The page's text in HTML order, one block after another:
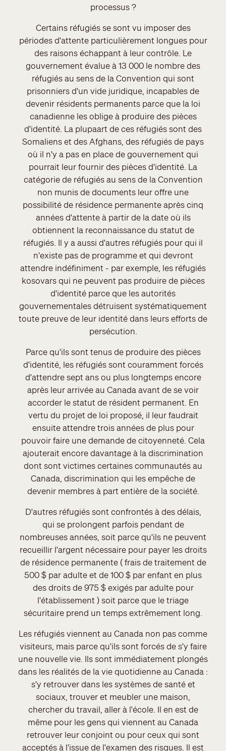
processus ?
Certains réfugiés se sont vu imposer des
périodes d'attente particulièrement longues pour
des raisons échappant à leur contrôle. Le
gouvernement évalue à 13 000 le nombre des
réfugiés au sens de la Convention qui sont
prisonniers d'un vide juridique, incapables de
devenir résidents permanents parce que la loi
canadienne les oblige à produire des pièces
d'identité. La plupaart de ces réfugiés sont des
Somaliens et des Afghans, des réfugiés de pays
où il n'y a pas en place de gouvernement qui
pourrait leur fournir des pièces d'identité. La
catégorie de réfugiés au sens de la Convention
non munis de documents leur offre une
possibilité de résidence permanente après cinq
années d'attente à partir de la date où ils
obtiennent la reconnaissance du statut de
réfugiés. Il y a aussi d'autres réfugiés pour qui il
n'existe pas de programme et qui devront
attendre indéfiniment - par exemple, les réfugiés
kosovars qui ne peuvent pas produire de pièces
d'identité parce que les autorités
gouvernementales détruisent systématiquement
toute preuve de leur identité dans leurs efforts de
persécution.
Parce qu'ils sont tenus de produire des pièces
d'identité, les réfugiés sont couramment forcés
d'attendre sept ans ou plus longtemps encore
après leur arrivée au Canada avant de se voir
accorder le statut de résident permanent. En
vertu du projet de loi proposé, il leur faudrait
ensuite attendre trois années de plus pour
pouvoir faire une demande de citoyenneté. Cela
ajouterait encore davantage à la discrimination
dont sont victimes certaines communautés au
Canada, discrimination qui les empêche de
devenir membres à part entière de la société.
D'autres réfugiés sont confrontés à des délais,
qui se prolongent parfois pendant de
nombreuses années, soit parce qu'ils ne peuvent
recueillir l'argent nécessaire pour payer les droits
de résidence permanente ( frais de traitement de
500 $ par adulte et de 100 $ par enfant en plus
des droits de 975 $ exigés par adulte pour
l'établissement ) soit parce que le triage
sécuritaire prend un temps extrêmement long.
Les réfugiés viennent au Canada non pas comme
visiteurs, mais parce qu'ils sont forcés de s'y faire
une nouvelle vie. Ils sont immédiatement plongés
dans les réalités de la vie quotidienne au Canada :
s'y retrouver dans les systèmes de santé et
sociaux, trouver et meubler une maison,
chercher du travail, aller à l'école. Il en est de
même pour les gens qui viennent au Canada
retrouver leur conjoint ou pour ceux qui sont
acceptés à l'issue de l'examen des risques. Il est